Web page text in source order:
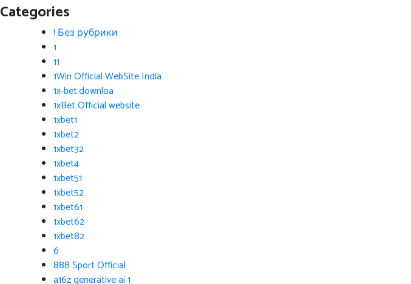
Categories
! Без рубрики
1
11
1Win Official WebSite India
1x-bet.downloa
1xBet Official website
1xbet1
1xbet2
1xbet32
1xbet4
1xbet51
1xbet52
1xbet61
1xbet62
1xbet82
6
888 Sport Official
a16z generative ai 1